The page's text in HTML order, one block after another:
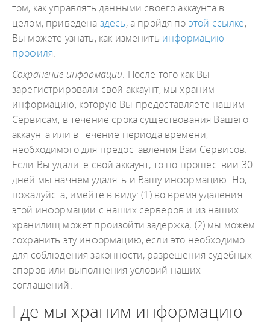
том, как управлять данными своего аккаунта в
целом, приведена здесь, а пройдя по этой ссылке,
Вы можете узнать, как изменить информацию
профиля.
Сохранение информации. После того как Вы
зарегистрировали свой аккаунт, мы храним
информацию, которую Вы предоставляете нашим
Сервисам, в течение срока существования Вашего
аккаунта или в течение периода времени,
необходимого для предоставления Вам Сервисов.
Если Вы удалите свой аккаунт, то по прошествии 30
дней мы начнем удалять и Вашу информацию. Но,
пожалуйста, имейте в виду: (1) во время удаления
этой информации с наших серверов и из наших
хранилищ может произойти задержка; (2) мы можем
сохранить эту информацию, если это необходимо
для соблюдения законности, разрешения судебных
споров или выполнения условий наших
соглашений.
Где мы храним информацию